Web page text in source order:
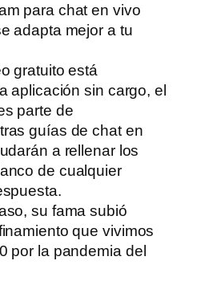
para chat en vivo
adapta mejor a tu
gratuito está
aplicación sin cargo, el
parte de
guías de chat en
a rellenar los
de cualquier
su fama subió
que vivimos
por la pandemia del